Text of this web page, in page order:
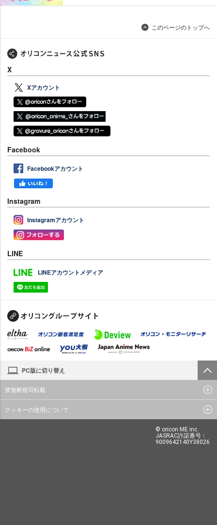
このページのトップへ
X
Xアカウント
Facebook
Facebookアカウント
Instagram
Instagramアカウント
LINE
LINEアカウントメディア
PC版に切り替え
禁無断複写転載
クッキーの使用について
© oricon ME inc.
JASRAC許諾番号：
9009642140Y38026